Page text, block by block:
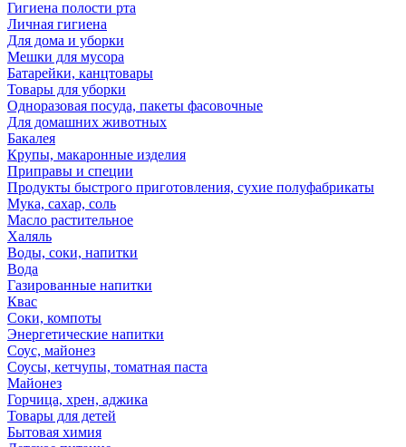
Гигиена полости рта
Личная гигиена
Для дома и уборки
Мешки для мусора
Батарейки, канцтовары
Товары для уборки
Одноразовая посуда, пакеты фасовочные
Для домашних животных
Бакалея
Крупы, макаронные изделия
Приправы и специи
Продукты быстрого приготовления, сухие полуфабрикаты
Мука, сахар, соль
Масло растительное
Халяль
Воды, соки, напитки
Вода
Газированные напитки
Квас
Соки, компоты
Энергетические напитки
Соус, майонез
Соусы, кетчупы, томатная паста
Майонез
Горчица, хрен, аджика
Товары для детей
Бытовая химия